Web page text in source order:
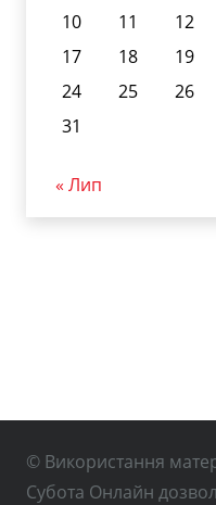
10
11 12
17
18 19
24
25 26
31
« Лип
© Використання
Субота Онлайн